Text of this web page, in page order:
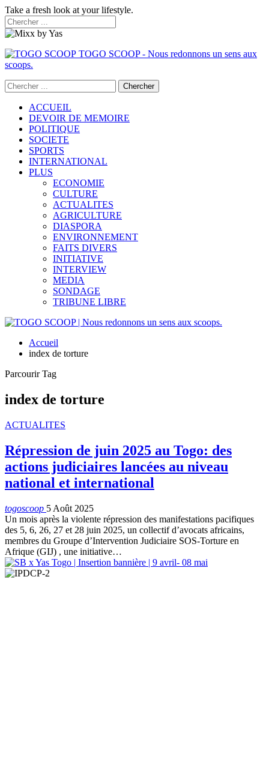
Take a fresh look at your lifestyle.
TOGO SCOOP - Nous redonnons un sens aux
scoops.
ACCUEIL
DEVOIR DE MEMOIRE
POLITIQUE
SOCIETE
SPORTS
INTERNATIONAL
PLUS
ECONOMIE
CULTURE
ACTUALITES
AGRICULTURE
DIASPORA
ENVIRONNEMENT
FAITS DIVERS
INITIATIVE
INTERVIEW
MEDIA
SONDAGE
TRIBUNE LIBRE
Accueil
index de torture
Parcourir Tag
index de torture
ACTUALITES
Répression de juin 2025 au Togo: des
actions judiciaires lancées au niveau
national et international
togoscoop 5 Août 2025
Un mois après la violente répression des manifestations pacifiques
des 5, 6, 26, 27 et 28 juin 2025, un collectif d’avocats africains,
membres du Groupe d’Intervention Judiciaire SOS-Torture en
Afrique (GIJ) , une initiative…